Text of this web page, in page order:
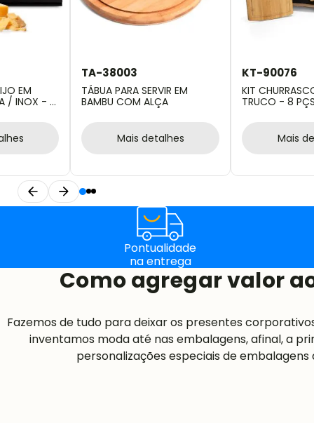
EM
/ INOX - 5
TA-38003
TÁBUA PARA SERVIR EM
BAMBU COM ALÇA
Mais detalhes
KT-90076
KIT
TRUCO - 8
Mais
Pontualidade
na entrega
Como agregar valor
Fazemos de tudo para deixar os presentes
inventamos moda até nas embalagens, afinal, a
personalizações especiais de